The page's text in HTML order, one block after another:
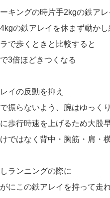
キングの時片手2kgの鉄ア
の鉄アレイを休まず動か
で歩くときと比較すると
3倍ほどきつくなる
イの反動を抑え
振らないよう、腕はゆっくり
歩行時速を上げるため大股
ではなく背中・胸筋・肩・
ランニングの際に
にこの鉄アレイを持って走